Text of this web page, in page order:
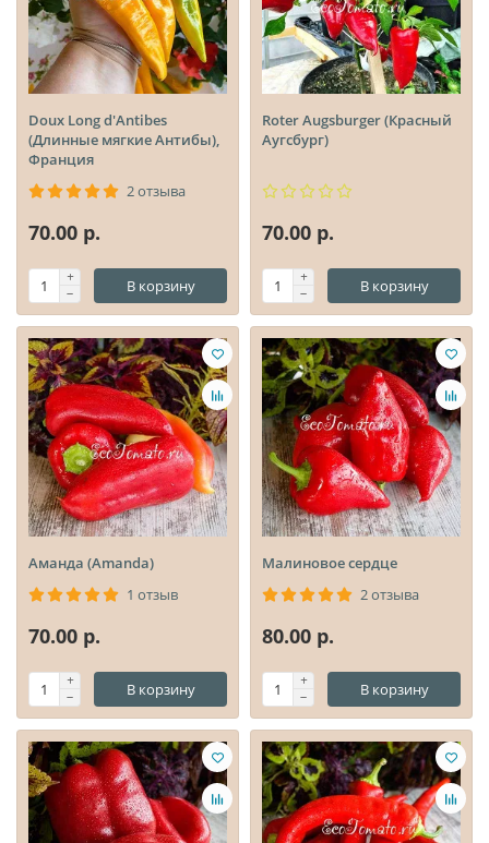
Doux Long d'Antibes
(Длинные мягкие Антибы),
Франция
2 отзыва
70.00 р.
В корзину
Roter Augsburger (Красный
Аугсбург)
70.00 р.
В корзину
Аманда (Amanda)
1 отзыв
70.00 р.
В корзину
Малиновое сердце
2 отзыва
80.00 р.
В корзину